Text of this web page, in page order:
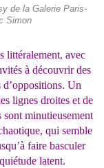
de la Galerie Paris-
Simon
littéralement, avec
à découvrir des
d’oppositions. Un
lignes droites et de
sont minutieusement
qui semble
faire basculer
latent.